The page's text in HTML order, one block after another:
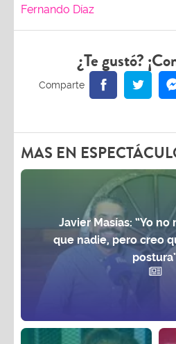
Fernando Díaz
¿Te gustó?
MAS EN
Javier Masías: “Yo
que nadie, pero creo